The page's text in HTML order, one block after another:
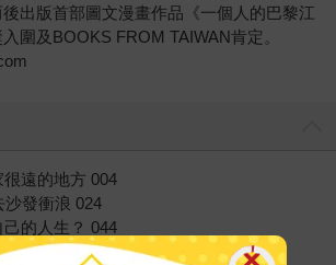
出版首部圖文漫畫作品《一個人的巴黎江
圍及BOOKS FROM TAIWAN肯定。
遠的地方 004
沙發衝浪 024
的人生？ 044
人 064